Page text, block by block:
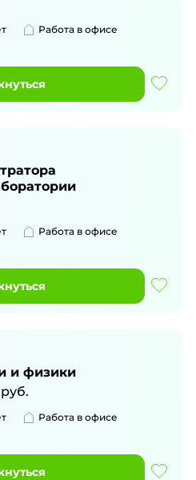
Работа в офисе
Работа в офисе
и физики
руб.
Работа в офисе